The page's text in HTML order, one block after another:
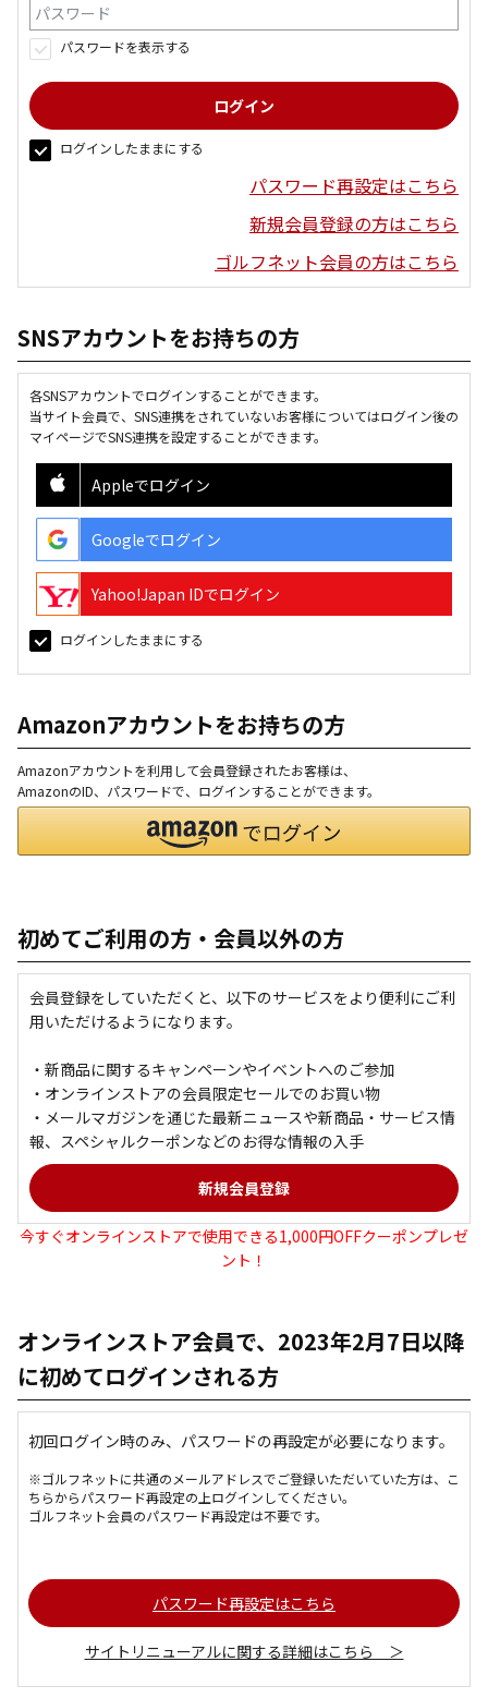
パスワードを表示する
ログインしたままにする
パスワード再設定はこちら
新規会員登録の方はこちら
ゴルフネット会員の方はこちら
SNSアカウントをお持ちの方
各SNSアカウントでログインすることができます。
当サイト会員で、SNS連携をされていないお客様についてはログイン後の
マイページでSNS連携を設定することができます。
Appleでログイン
Googleでログイン
Yahoo!Japan IDでログイン
ログインしたままにする
Amazonアカウントをお持ちの方
Amazonアカウントを利用して会員登録されたお客様は、
AmazonのID、パスワードで、ログインすることができます。
初めてご利用の方・会員以外の方
会員登録をしていただくと、以下のサービスをより便利にご利
用いただけるようになります。
・新商品に関するキャンペーンやイベントへのご参加
・オンラインストアの会員限定セールでのお買い物
・メールマガジンを通じた最新ニュースや新商品・サービス情
報、スペシャルクーポンなどのお得な情報の入手
今すぐオンラインストアで使用できる1,000円OFFクーポンプレゼ
ント！
オンラインストア会員で、2023年2月7日以降
に初めてログインされる方
初回ログイン時のみ、パスワードの再設定が必要になります。
※ゴルフネットに共通のメールアドレスでご登録いただいていた方は、こ
ちらからパスワード再設定の上ログインしてください。
ゴルフネット会員のパスワード再設定は不要です。
パスワード再設定はこちら
サイトリニューアルに関する詳細はこちら ＞